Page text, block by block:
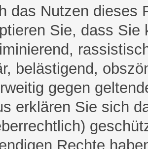
das Nutzen dieses
Sie, dass Sie
belästigend,
gegen
erklären Sie sich
Rechte